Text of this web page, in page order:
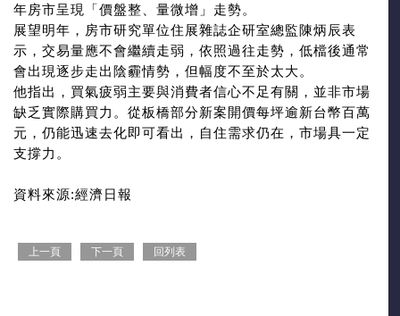
年房市呈現「價盤整、量微增」走勢。
展望明年，房市研究單位住展雜誌企研室總監陳炳辰表
示，交易量應不會繼續走弱，依照過往走勢，低檔後通常
會出現逐步走出陰霾情勢，但幅度不至於太大。
他指出，買氣疲弱主要與消費者信心不足有關，並非市場
缺乏實際購買力。從板橋部分新案開價每坪逾新台幣百萬
元，仍能迅速去化即可看出，自住需求仍在，市場具一定
支撐力。
資料來源:經濟日報
上一頁 下一頁 回列表